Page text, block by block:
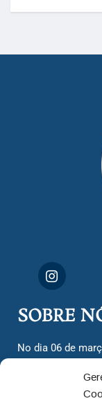
SOBRE
No dia 06 de
cidadãos
dois jornais. Há